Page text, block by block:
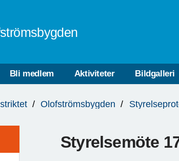
Bli medlem Aktiviteter Bildgalleri
Olofströmsbygden
Styrelsemöte